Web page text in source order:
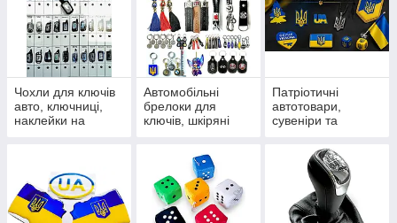
Чохли для ключів
авто, ключниці,
наклейки на
Автомобільні
брелоки для
ключів, шкіряні
Патріотичні
автотовари,
сувеніри та
українською
символікою